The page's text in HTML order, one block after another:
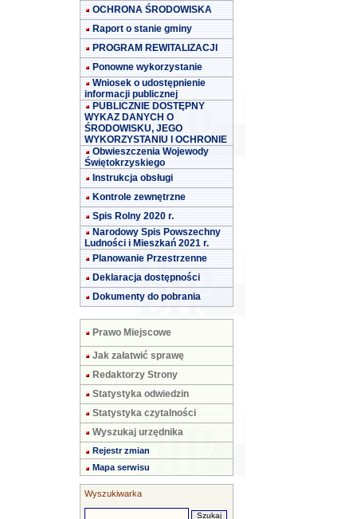
OCHRONA ŚRODOWISKA
Raport o stanie gminy
PROGRAM REWITALIZACJI
Ponowne wykorzystanie
Wniosek o udostępnienie
informacji publicznej
PUBLICZNIE DOSTĘPNY
WYKAZ DANYCH O
ŚRODOWISKU, JEGO
WYKORZYSTANIU I OCHRONIE
Obwieszczenia Wojewody
Świętokrzyskiego
Instrukcja obsługi
Kontrole zewnętrzne
Spis Rolny 2020 r.
Narodowy Spis Powszechny
Ludności i Mieszkań 2021 r.
Planowanie Przestrzenne
Deklaracja dostępności
Dokumenty do pobrania
Prawo Miejscowe
Jak załatwić sprawę
Redaktorzy Strony
Statystyka odwiedzin
Statystyka czytalności
Wyszukaj urzędnika
Rejestr zmian
Mapa serwisu
Wyszukiwarka